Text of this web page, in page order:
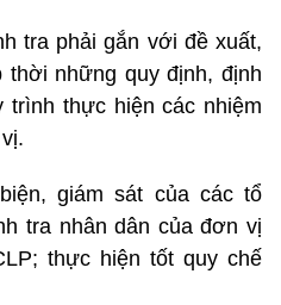
tra phải gắn với đề xuất,
thời những quy định, định
trình thực hiện các nhiệm
giám sát của các tổ
tra nhân dân của đơn vị
thực hiện tốt quy chế